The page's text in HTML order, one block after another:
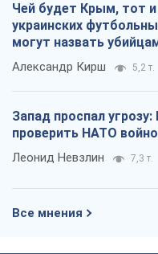
Чей будет Крым, тот
украинских
могут назвать
Александр Кирш 5,2 т.
Запад проспал
проверить НАТО
Леонид Невзлин 7,3 т.
Все мнения